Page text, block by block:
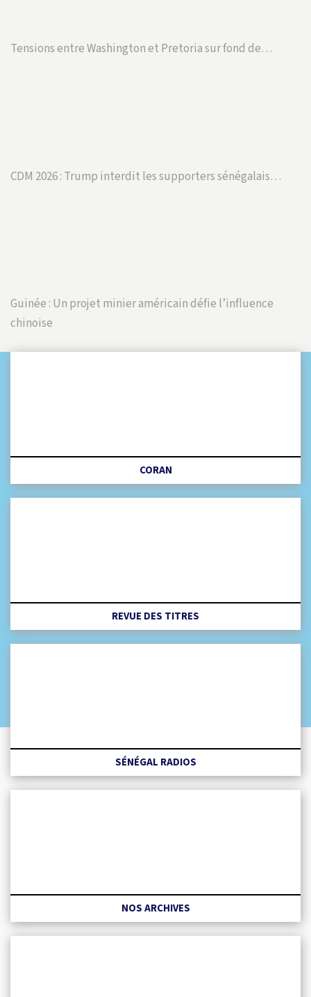
Tensions entre Washington et Pretoria sur fond de…
CDM 2026 : Trump interdit les supporters sénégalais…
Guinée : Un projet minier américain défie l’influence
chinoise
CORAN
REVUE DES TITRES
SÉNÉGAL RADIOS
NOS ARCHIVES